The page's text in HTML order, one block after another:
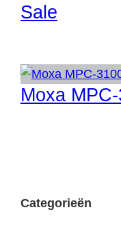
Sale
Moxa
Categorieën